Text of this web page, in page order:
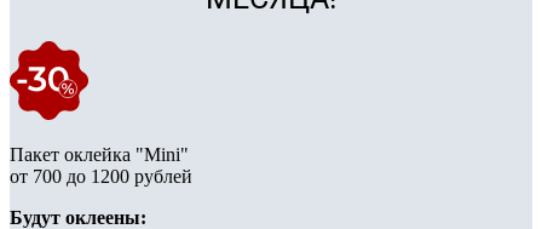
Пакет оклейка "Mini"
от 700 до 1200 рублей
Будут оклеены: